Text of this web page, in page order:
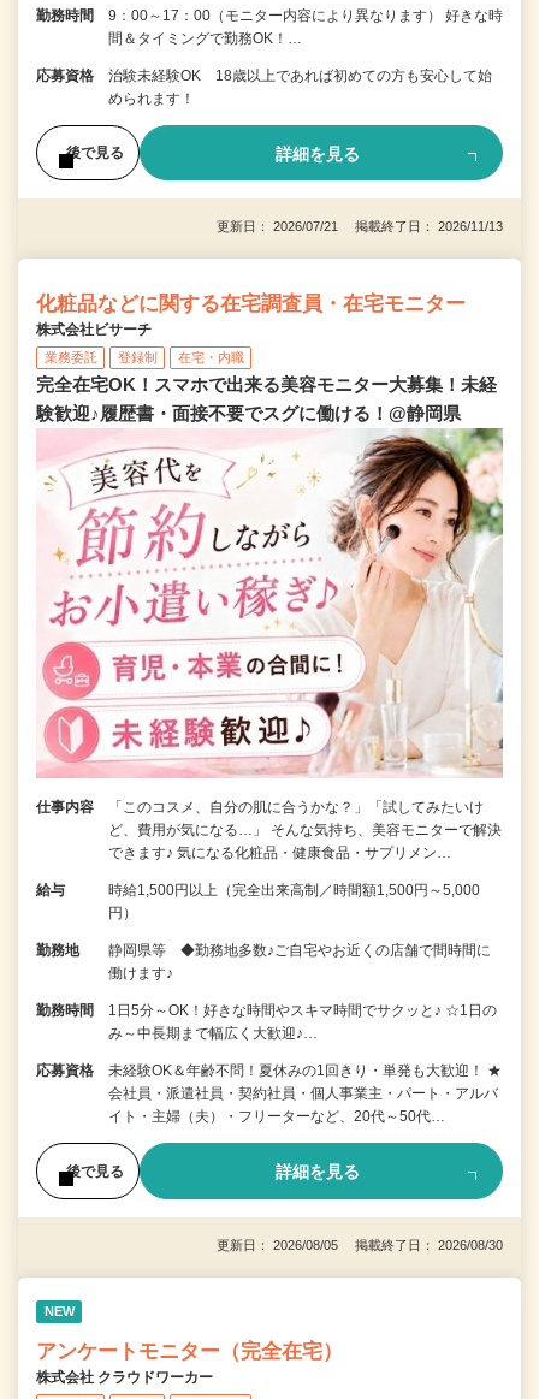
勤務時間
9：00～17：00（モニター内容により異なります） 好きな時
間＆タイミングで勤務OK！…
応募資格
治験未経験OK 18歳以上であれば初めての方も安心して始
められます！
後で見る 詳細を見る
更新日： 2026/07/21 掲載終了日： 2026/11/13
化粧品などに関する在宅調査員・在宅モニター
株式会社ビサーチ
業務委託 登録制 在宅・内職
完全在宅OK！スマホで出来る美容モニター大募集！未経
験歓迎♪履歴書・面接不要でスグに働ける！@静岡県
仕事内容
「このコスメ、自分の肌に合うかな？」「試してみたいけ
ど、費用が気になる…」 そんな気持ち、美容モニターで解決
できます♪ 気になる化粧品・健康食品・サプリメン…
給与
時給1,500円以上（完全出来高制／時間額1,500円～5,000
円）
勤務地
静岡県等 ◆勤務地多数♪ご自宅やお近くの店舗で間時間に
働けます♪
勤務時間
1日5分～OK！好きな時間やスキマ時間でサクッと♪ ☆1日の
み～中長期まで幅広く大歓迎♪…
応募資格
未経験OK＆年齢不問！夏休みの1回きり・単発も大歓迎！ ★
会社員・派遣社員・契約社員・個人事業主・パート・アルバ
イト・主婦（夫）・フリーターなど、20代～50代…
後で見る 詳細を見る
更新日： 2026/08/05 掲載終了日： 2026/08/30
NEW
アンケートモニター（完全在宅）
株式会社 クラウドワーカー